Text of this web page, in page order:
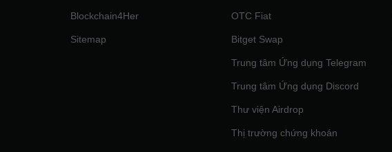
Blockchain4Her
Sitemap
OTC Fiat
Bitget Swap
Trung tâm Ứng dụng Telegram
Trung tâm Ứng dụng Discord
Thư viện Airdrop
Thị trường chứng khoán